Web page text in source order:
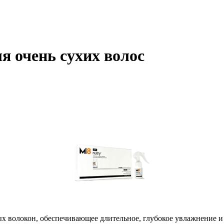
очень сухих волос
волокон, обеспечивающее длительное, глубокое увлажнение